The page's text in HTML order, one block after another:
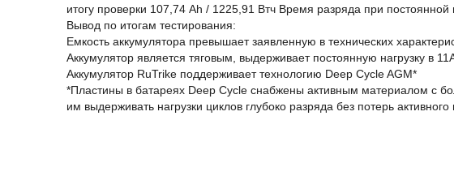
итогу проверки 107,74 Ah / 1225,91 Втч Время разряда при
Вывод по итогам тестирования:
Емкость аккумулятора превышает заявленную в технических
Аккумулятор является тяговым, выдерживает постоянную нагрузку в
Аккумулятор RuTrike поддерживает технологию Deep Cycle AGM*
*Пластины в батареях Deep Cycle снабжены активным материалом с
им выдерживать нагрузки циклов глубоко разряда без потерь